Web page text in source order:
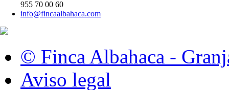
955 70 00 60
info@fincaalbahaca.com
© Finca Albahaca -
Aviso legal